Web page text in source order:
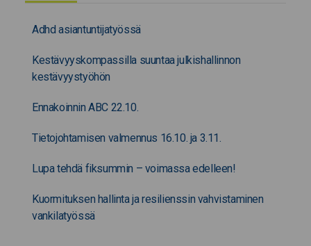
Adhd asiantuntijatyössä
Kestävyyskompassilla suuntaa julkishallinnon
kestävyystyöhön
Ennakoinnin ABC 22.10.
Tietojohtamisen valmennus 16.10. ja 3.11.
Lupa tehdä fiksummin – voimassa edelleen!
Kuormituksen hallinta ja resilienssin vahvistaminen
vankilatyössä